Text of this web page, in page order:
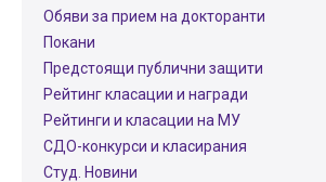
Обяви за прием на докторанти
Покани
Предстоящи публични защити
Рейтинг класации и награди
Рейтинги и класации на МУ
СДО-конкурси и класирания
Студ. Новини